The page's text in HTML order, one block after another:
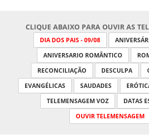
CLIQUE ABAIXO PARA OUVIR AS
DIA DOS PAIS - 09/08
ANIVERSARIO ROMÂNTICO
RECONCILIAÇÃO
DESCULPA
EVANGÉLICAS
SAUDADES
TELEMENSAGEM VOZ
DATAS
OUVIR TELEMENSAGEM